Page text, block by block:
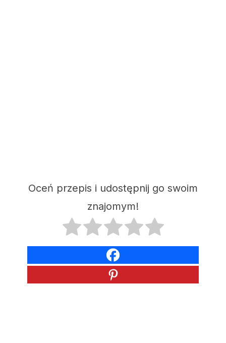
Oceń przepis i udostępnij go swoim
znajomym!